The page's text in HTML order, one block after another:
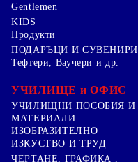
Gentlemen
KIDS
Продукти
ПОДАРЪЦИ И СУВЕНИРИ
Тефтери, Ваучери и др.
УЧИЛИЩЕ и ОФИС
УЧИЛИЩНИ ПОСОБИЯ И
МАТЕРИАЛИ
ИЗОБРАЗИТЕЛНО
ИЗКУСТВО И ТРУД
ЧЕРТАНЕ, ГРАФИКА ,